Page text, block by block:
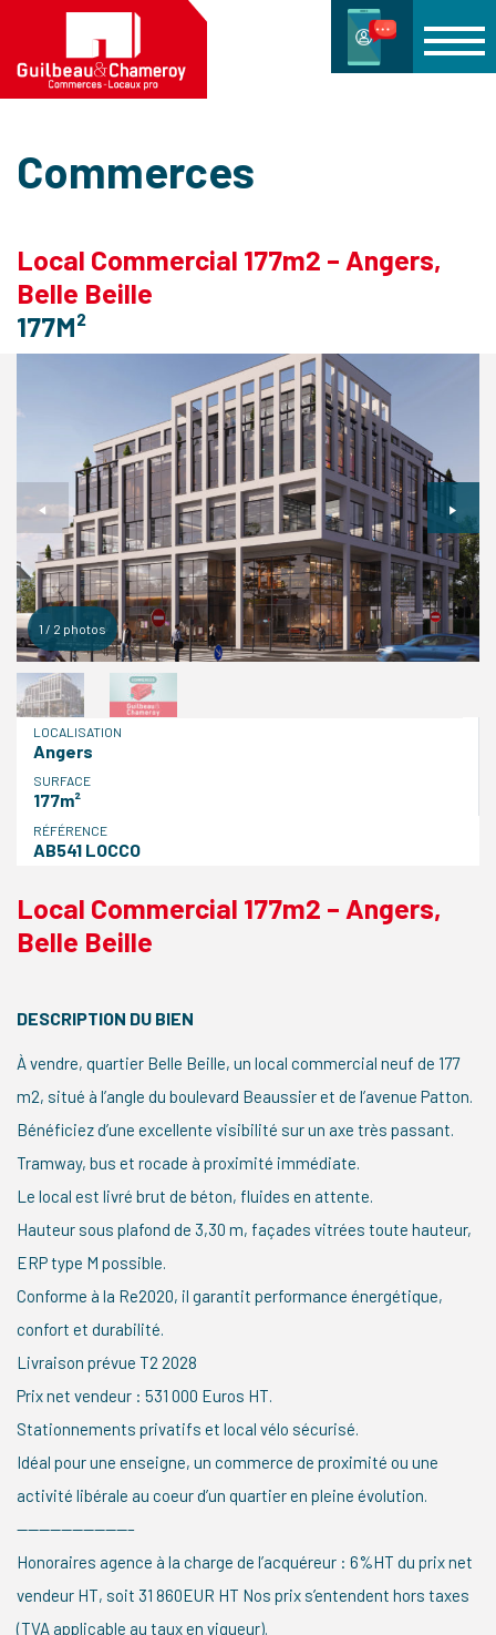
Commerces
Local Commercial 177m2 – Angers,
Belle Beille
177M²
1 / 2 photos
LOCALISATION
Angers
SURFACE
177m²
RÉFÉRENCE
AB541 LOCCO
Local Commercial 177m2 – Angers,
Belle Beille
DESCRIPTION DU BIEN
À vendre, quartier Belle Beille, un local commercial neuf de 177
m2, situé à l’angle du boulevard Beaussier et de l’avenue Patton.
Bénéficiez d’une excellente visibilité sur un axe très passant.
Tramway, bus et rocade à proximité immédiate.
Le local est livré brut de béton, fluides en attente.
Hauteur sous plafond de 3,30 m, façades vitrées toute hauteur,
ERP type M possible.
Conforme à la Re2020, il garantit performance énergétique,
confort et durabilité.
Livraison prévue T2 2028
Prix net vendeur : 531 000 Euros HT.
Stationnements privatifs et local vélo sécurisé.
Idéal pour une enseigne, un commerce de proximité ou une
activité libérale au coeur d’un quartier en pleine évolution.
——————————–
Honoraires agence à la charge de l’acquéreur : 6%HT du prix net
vendeur HT, soit 31 860EUR HT Nos prix s’entendent hors taxes
(TVA applicable au taux en vigueur).